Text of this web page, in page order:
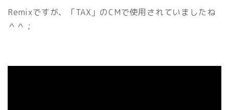
Remixですが、「TAX」のCMで使用されていましたね
＾＾；